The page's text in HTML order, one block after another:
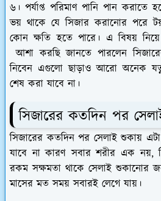
৬। পর্যাপ্ত পরিমাণ পানি পান
ভয় থাকে যে সিজার করানোর পরে
কোন ক্ষতি হতে পারে। এ বিষয়
আশা করছি জানতে পারলেন
নিবেন এগুলো ছাড়াও আরো অনেক
শেষ করা যাবে না।
সিজারের কতদিন পর
সিজারের কতদিন পর সেলাই শুকায়
যাবে না কারণ সবার শরীর এক নয়,
রকম সক্ষমতা থাকে সেলাই শুকানোর
মাসের মত সময় সবারই লেগে যায়।